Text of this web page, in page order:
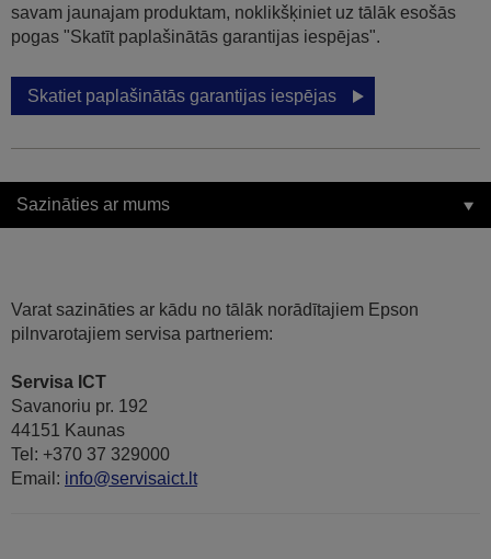
savam jaunajam produktam, noklikšķiniet uz tālāk esošās
pogas "Skatīt paplašinātās garantijas iespējas".
Skatiet paplašinātās garantijas iespējas
Sazināties ar mums
Varat sazināties ar kādu no tālāk norādītajiem Epson
pilnvarotajiem servisa partneriem:
Servisa ICT
Savanoriu pr. 192
44151 Kaunas
Tel: +370 37 329000
Email: info@servisaict.lt